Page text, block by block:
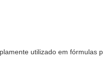
utilizado em fórmulas